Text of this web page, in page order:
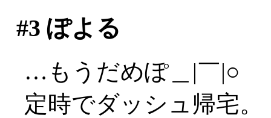
#3 ぽよる
…もうだめぽ＿|￣|○
定時でダッシュ帰宅。